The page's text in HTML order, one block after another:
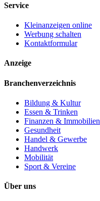
Service
Kleinanzeigen online
Werbung schalten
Kontaktformular
Anzeige
Branchenverzeichnis
Bildung & Kultur
Essen & Trinken
Finanzen & Immobilien
Gesundheit
Handel & Gewerbe
Handwerk
Mobilität
Sport & Vereine
Über uns